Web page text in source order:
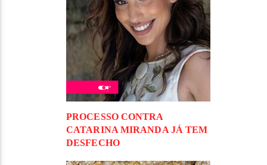
PROCESSO CONTRA
CATARINA MIRANDA JÁ TEM
DESFECHO